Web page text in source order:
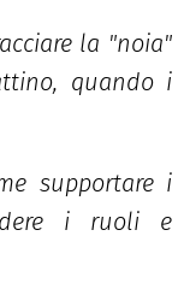
la "noia"
quando i
supportare i
i ruoli e